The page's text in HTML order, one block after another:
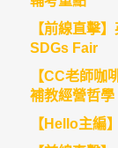
【前線直擊
SDGs Fair
【CC老師咖
補教經營哲學
【Hello主編